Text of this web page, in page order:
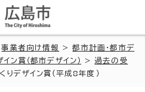
事業者向け情報 >都市計画・都市デ
ン賞（都市デザイン） >過去の受
デザイン賞（平成8年度）